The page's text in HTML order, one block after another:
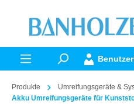
springen
Produkte
Umreifungsgeräte &
Akku Umreifungsgeräte für